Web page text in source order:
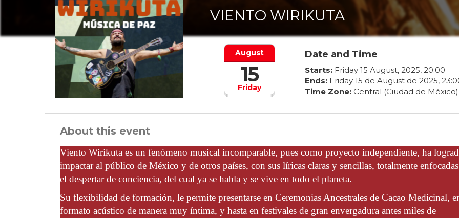
VIENTO WIRIKUTA
Friday
August
15
Date and Time
Starts: Friday 15 August, 2025, 20:00
Ends: Friday 15 de Augustde 2025, 23:
Time Zone: Central (Ciudad de México)
About this event
Viento Wirikuta es un fenómeno musical incomparable, pues como proyecto independiente, ha
impactar al público de México y de otros países, con sus líricas claras y sencillas, totalmente
el despertar de conciencia, del cual ya se habla y se vive en todo el planeta.
Su flexibilidad de formación, le permite presentarse en Ceremonias Ancestrales de Cacao Medicinal,
formato acústico de manera muy íntima, y hasta en festivales de gran envergadura antes miles de